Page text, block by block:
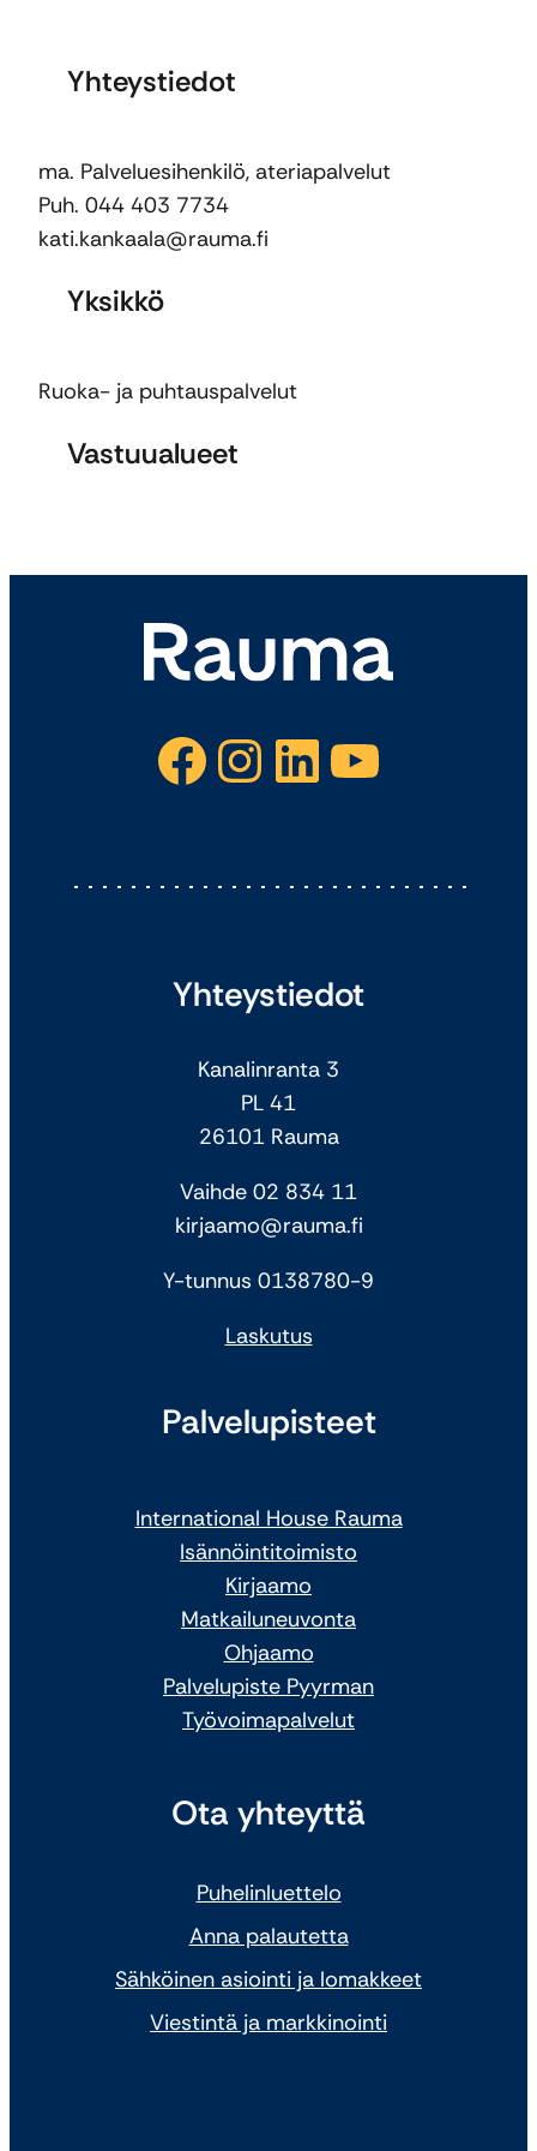
Yhteystiedot
ma. Palveluesihenkilö, ateriapalvelut
Puh. 044 403 7734
kati.kankaala@rauma.fi
Yksikkö
Ruoka- ja puhtauspalvelut
Vastuualueet
Facebook Instagram LinkedIn YouTube
Yhteystiedot
Kanalinranta 3
PL 41
26101 Rauma
Vaihde 02 834 11
kirjaamo@rauma.fi
Y-tunnus 0138780-9
Laskutus
Palvelupisteet
International House Rauma
Isännöintitoimisto
Kirjaamo
Matkailuneuvonta
Ohjaamo
Palvelupiste Pyyrman
Työvoimapalvelut
Ota yhteyttä
Puhelinluettelo
Anna palautetta
Sähköinen asiointi ja lomakkeet
Viestintä ja markkinointi